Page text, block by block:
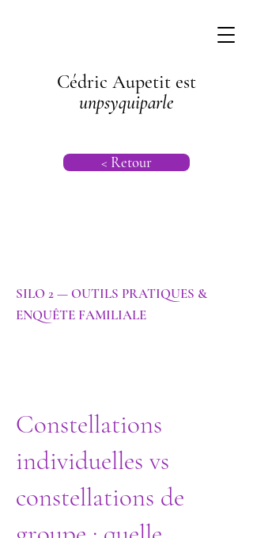
Cédric Aupetit est
unpsyquiparle
< Retour
SILO 2 — OUTILS PRATIQUES &
ENQUÊTE FAMILIALE
Constellations
individuelles vs
constellations de